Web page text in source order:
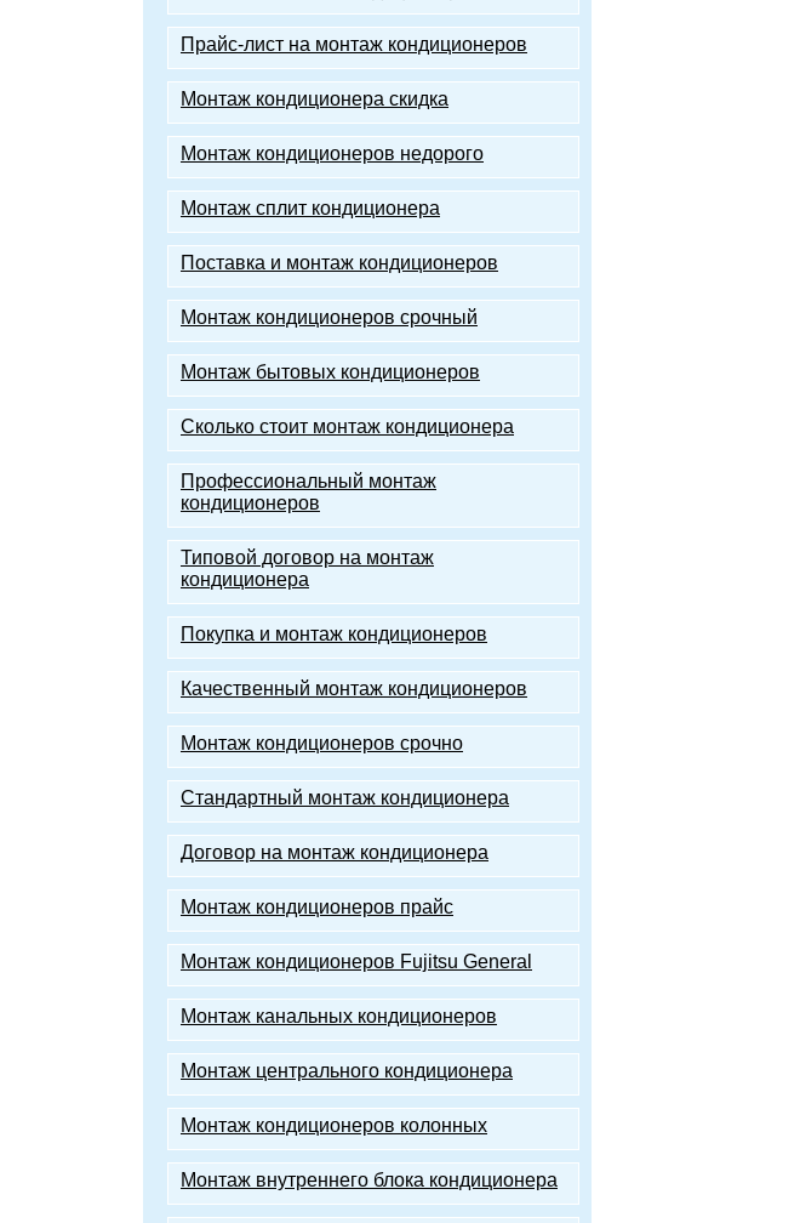
Прайс-лист на монтаж кондиционеров
Монтаж кондиционера скидка
Монтаж кондиционеров недорого
Монтаж сплит кондиционера
Поставка и монтаж кондиционеров
Монтаж кондиционеров срочный
Монтаж бытовых кондиционеров
Сколько стоит монтаж кондиционера
Профессиональный монтаж
кондиционеров
Типовой договор на монтаж
кондиционера
Покупка и монтаж кондиционеров
Качественный монтаж кондиционеров
Монтаж кондиционеров срочно
Стандартный монтаж кондиционера
Договор на монтаж кондиционера
Монтаж кондиционеров прайс
Монтаж кондиционеров Fujitsu General
Монтаж канальных кондиционеров
Монтаж центрального кондиционера
Монтаж кондиционеров колонных
Монтаж внутреннего блока кондиционера